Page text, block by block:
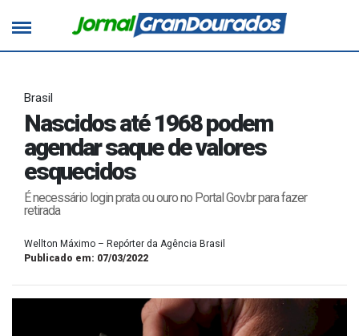
Brasil
Nascidos até 1968 podem
agendar saque de valores
esquecidos
É necessário login prata ou ouro no Portal Gov.br para fazer
retirada
Wellton Máximo – Repórter da Agência Brasil
Publicado em: 07/03/2022